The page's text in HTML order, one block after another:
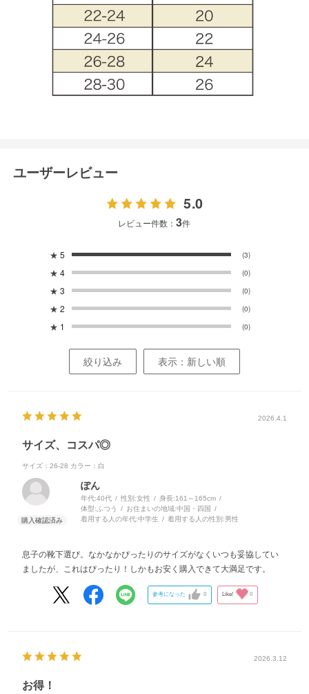
ユーザーレビュー
5.0
レビュー件数：3件
★ 5 (3)
★ 4 (0)
★ 3 (0)
★ 2 (0)
★ 1 (0)
絞り込み 表示：新しい順
2026.4.1
サイズ、コスパ◎
サイズ：26-28 カラー：白
ぽん
年代:40代 性別:女性 身長:161～165cm
体型:ふつう お住まいの地域:中国・四国
着用する人の年代:中学生 着用する人の性別:男性
息子の靴下選び。なかなかぴったりのサイズがなくいつも妥協してい
ましたが、これはぴったり！しかもお安く購入できて大満足です。
参考になった 0 Like! 0
2026.3.12
お得！